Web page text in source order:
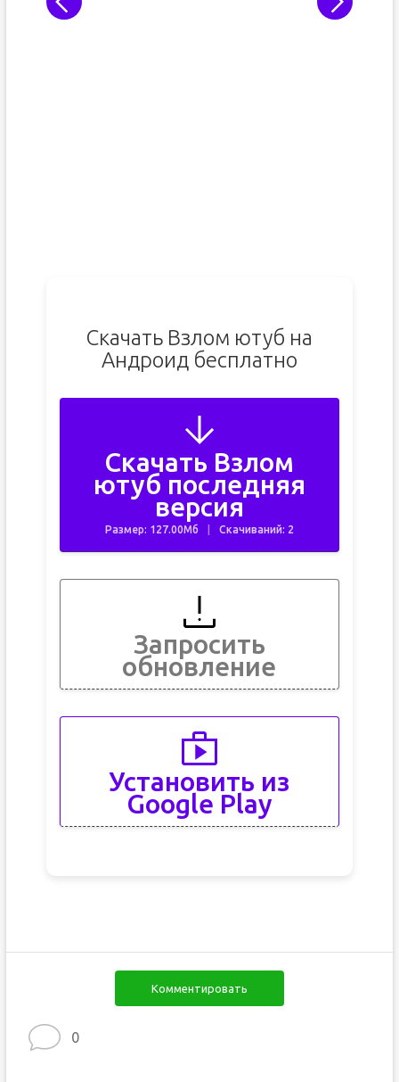
Скачать Взлом ютуб на
Андроид бесплатно
Скачать Взлом
ютуб последняя
версия
Размер: 127.00Мб Скачиваний: 2
Запросить
обновление
Установить из
Google Play
Комментировать
0